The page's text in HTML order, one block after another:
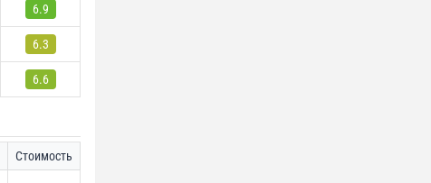
6.9
6.3
6.6
Стоимость